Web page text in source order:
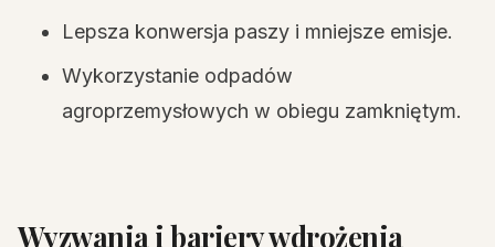
Lepsza konwersja paszy i mniejsze emisje.
Wykorzystanie odpadów
agroprzemysłowych w obiegu zamkniętym.
Wyzwania i bariery wdrożenia